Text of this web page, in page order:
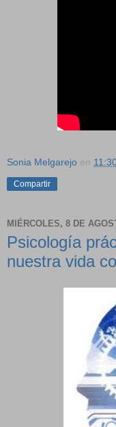
Sonia Melgarejo en
Compartir
MIÉRCOLES, 8 DE
Psicología
nuestra vida